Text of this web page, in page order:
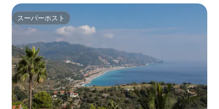
スーパーホスト
スーパーホスト